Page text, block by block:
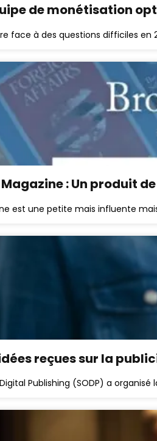
de monétisation
face à des questions difficiles
: Un produit
est une petite mais influente
reçues sur la
Publishing (SODP) a